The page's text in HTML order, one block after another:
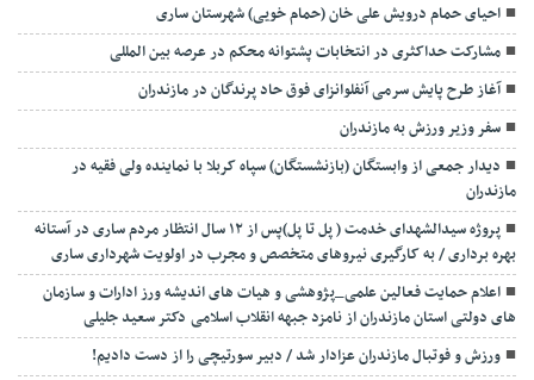
احیای حمام درویش علی خان (حمام خویی) شهرستان ساری
مشارکت حداکثری در انتخابات پشتوانه محکم در عرصه بین المللی
آغاز طرح پایش سرمی آنفلوانزای فوق حاد پرندگان در مازندران
سفر وزیر ورزش به مازندران
دیدار جمعی از وابستگان (بازنشستگان) سپاه کربلا با نماینده ولی فقیه در
مازندران
پروژه سیدالشهدای خدمت ( پل تا پل)پس از ۱۲ سال انتظار مردم ساری در آستانه
بهره برداری / به کارگیری نیروهای متخصص و مجرب در اولویت شهرداری ساری
اعلام حمایت فعالین علمی_پژوهشی و هیات های اندیشه ورز ادارات و سازمان
های دولتی استان مازندران از نامزد جبهه انقلاب اسلامی دکتر سعید جلیلی
ورزش و فوتبال مازندران عزادار شد / دبیر سورتیچی را از دست دادیم!